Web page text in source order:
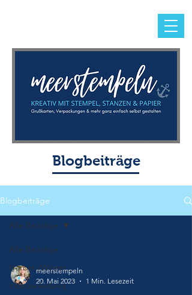
Blogbeiträge
Blogbeiträge
Alle Beiträge
Herbst-/Winter
Videoanleitung
Alle Beiträge
meerstempeln
20. Mai 2023
1 Min. Lesezeit